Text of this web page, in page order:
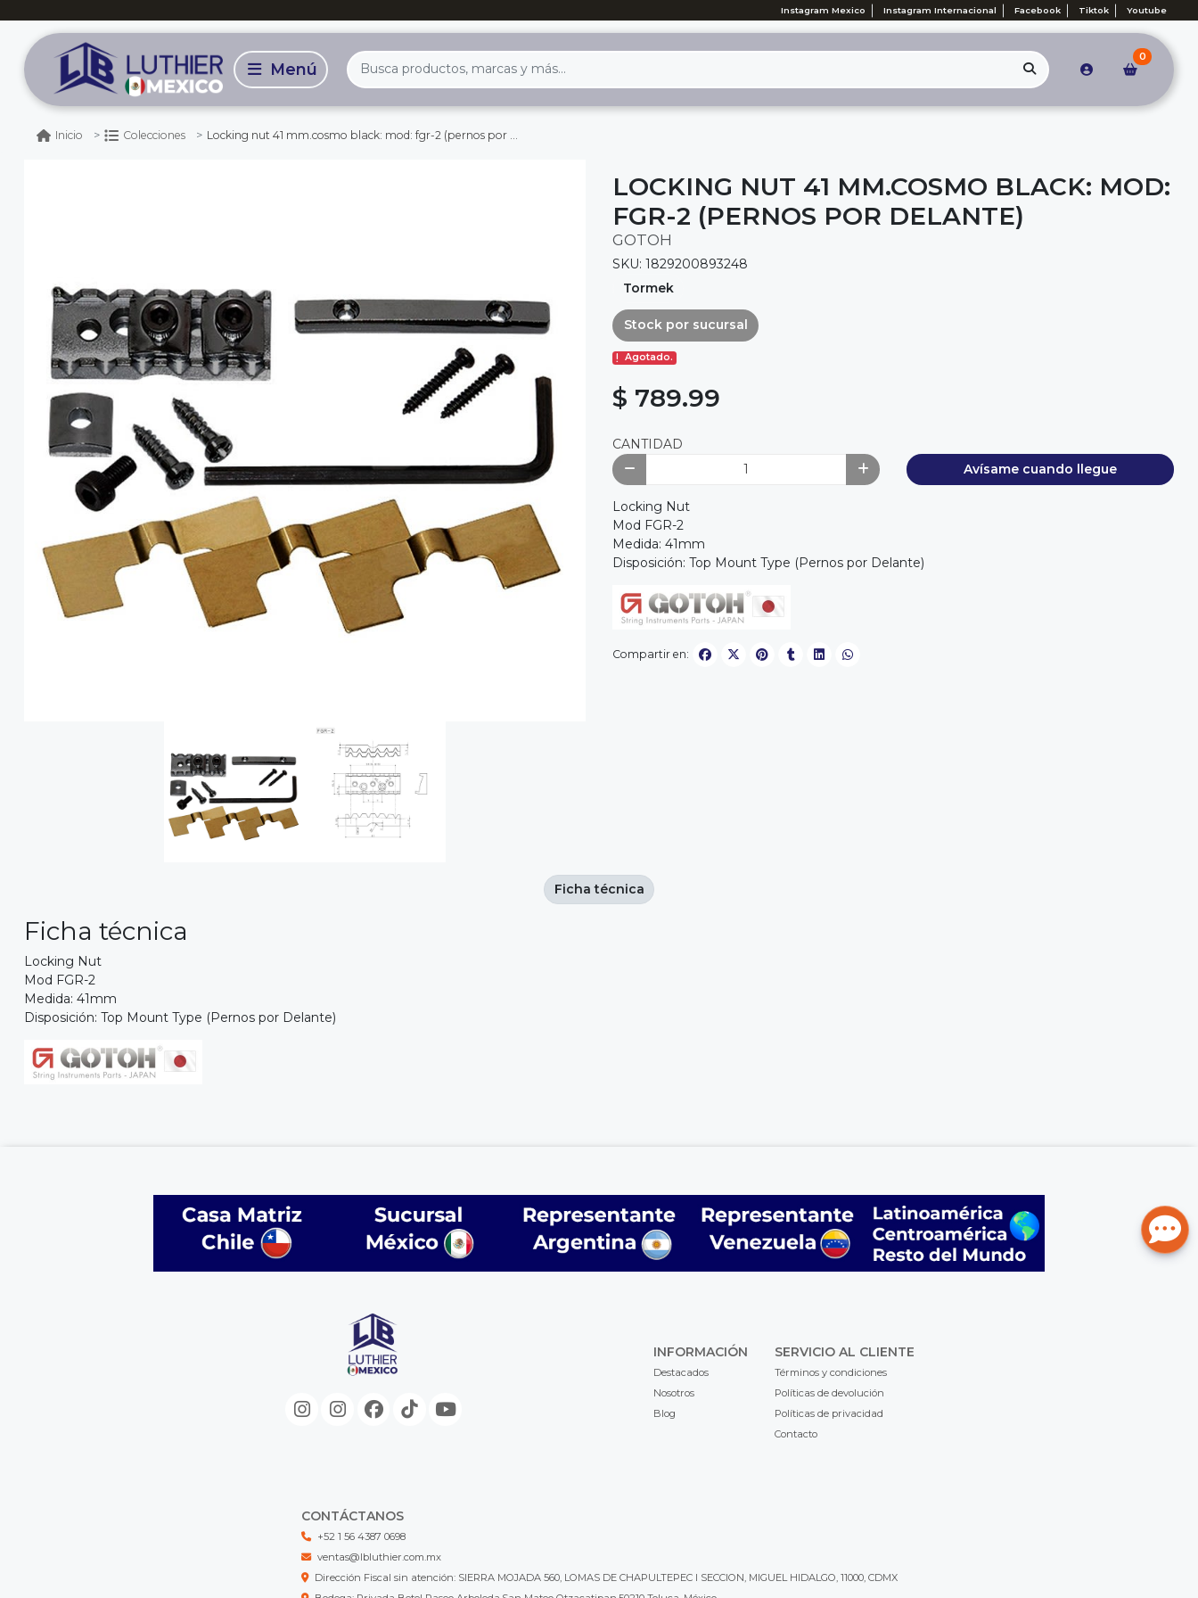
Instagram Mexico Instagram Internacional Facebook Tiktok Youtube
0
Inicio Colecciones Locking nut 41 mm.cosmo black: mod: fgr-2 (pernos por delante)
LOCKING NUT 41 MM.COSMO BLACK: MOD:
FGR-2 (PERNOS POR DELANTE)
GOTOH
SKU: 1829200893248
Tormek
Stock por sucursal
Agotado.
$ 789.99
CANTIDAD
Avísame cuando llegue
Locking Nut
Mod FGR-2
Medida: 41mm
Disposición: Top Mount Type (Pernos por Delante)
Compartir en:
Ficha técnica
Locking Nut
Mod FGR-2
Medida: 41mm
Disposición: Top Mount Type (Pernos por Delante)
Ficha técnica
INFORMACIÓN
Destacados
Nosotros
Blog
SERVICIO AL CLIENTE
Términos y condiciones
Políticas de devolución
Políticas de privacidad
Contacto
CONTÁCTANOS
+52 1 56 4387 0698
ventas@lbluthier.com.mx
Dirección Fiscal sin atención: SIERRA MOJADA 560, LOMAS DE CHAPULTEPEC I SECCION, MIGUEL HIDALGO, 11000, CDMX